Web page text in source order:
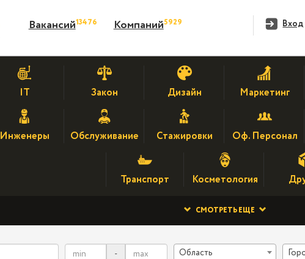
Вакансий13476 Компаний5929 Вход
IT Закон Дизайн Маркетинг
Инженеры Обслуживание Стажировки Оф. Персонал
Транспорт Косметология
СМОТРЕТЬ ЕЩЕ
- Область